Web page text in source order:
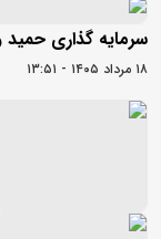
سرمایه گذاری
۱۸ مرداد ۱۴۰۵ - ۱۳:۵۱